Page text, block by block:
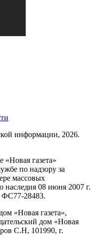
информации, 2026.
«Новая газета»
по надзору за
массовых
наследия 08 июня 2007 г.
ФС77-28483.
«Новая газета»,
дом «Новая
С.Н, 101990, г.